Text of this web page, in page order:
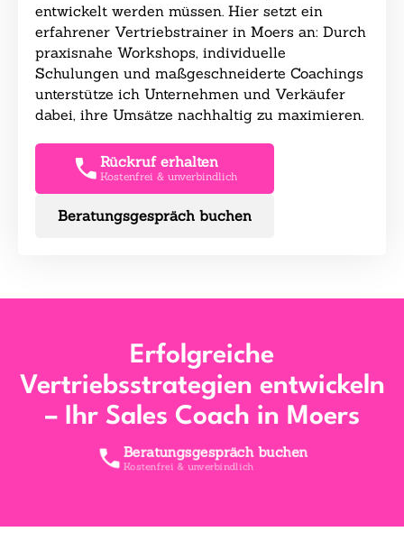
entwickelt werden müssen. Hier setzt ein
erfahrener Vertriebstrainer in Moers an: Durch
praxisnahe Workshops, individuelle
Schulungen und maßgeschneiderte Coachings
unterstütze ich Unternehmen und Verkäufer
dabei, ihre Umsätze nachhaltig zu maximieren.
Rückruf erhalten
Kostenfrei & unverbindlich
Beratungsgespräch buchen
Erfolgreiche
Vertriebsstrategien entwickeln
– Ihr Sales Coach in Moers
Beratungsgespräch buchen
Kostenfrei & unverbindlich